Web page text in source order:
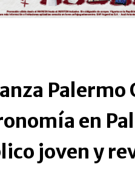
Palermo
en
joven y